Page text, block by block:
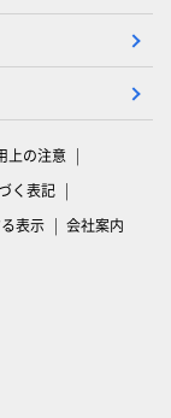
上の注意
く表記
表示 会社案内